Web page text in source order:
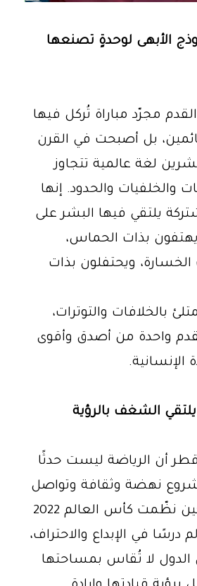
الأبهى لوحدةٍ تصنعها
مجرّد مباراة تُركل فيها
بل أصبحت في القرن
لغة عالمية تتجاوز
والخلفيات والحدود. إنها
يلتقي فيها البشر على
يهتفون بذات الحماس،
الخسارة، ويحتفلون بذات
بالخلافات والتوترات،
واحدة من أصدق وأقوى
الإنسانية.
الشغف بالرؤية
قطر أن الرياضة ليست حدثًا
نهضة وثقافة وتواصل
إنساني. فحين نظّمت كأس العالم 2022
درسًا في الإبداع والاحتراف،
لا تُقاس بمساحتها